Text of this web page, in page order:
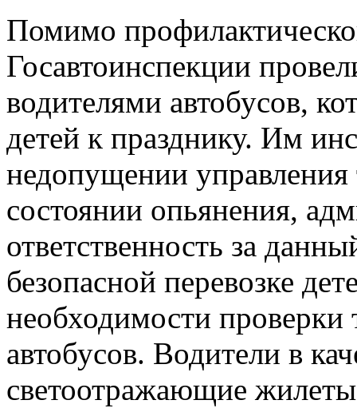
Помимо
Госавтоинспекции
водителями автобусов,
детей к празднику. Им
недопущении
состоянии опьянения,
ответственность за
безопасной перевозке
необходимости проверки
автобусов. Водители в
светоотражающие